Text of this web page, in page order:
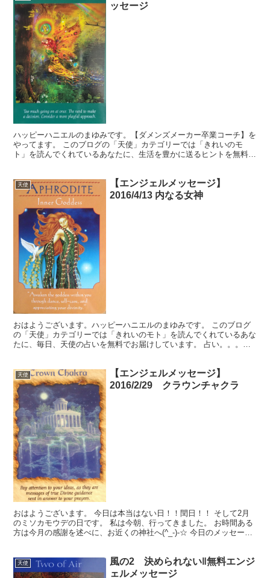
ッセージ
ハッピーハニエルのまゆみです。【ダメンズメーカー卒業コーチ】を
やってます。 このブログの「天使」カテゴリーでは「きれいのモ
ト」を読んでくれているあなたに、生活を豊かに送るヒントを無料で
天使
【エンジェルメッセージ】
2016/4/13 内なる女神
おはようございます。ハッピーハニエルのまゆみです。 このブログ
の「天使」カテゴリーでは「きれいのモト」を読んでくれているあな
たに、毎日、天使の占いを無料でお届けしています。 占い。。。？
天使
【エンジェルメッセージ】
2016/2/29 クラウンチャクラ
おはようございます。 今日は本当はない日！！閏日！！ そして2月
のミソカモウデの日です。 私は今朝、行ってきました。 お時間ある
方は今月の感謝を述べに、お近くの神社へ(^_-)-☆ 今日のメッセー
天使
風の2 決められない‖無料エンジ
ェルメッセージ